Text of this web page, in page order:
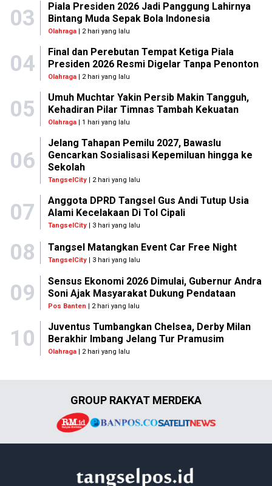
03
Piala Presiden 2026 Jadi Panggung Lahirnya
Bintang Muda Sepak Bola Indonesia
Olahraga| 2 hari yang lalu
04
Final dan Perebutan Tempat Ketiga Piala
Presiden 2026 Resmi Digelar Tanpa Penonton
Olahraga| 2 hari yang lalu
05
Umuh Muchtar Yakin Persib Makin Tangguh,
Kehadiran Pilar Timnas Tambah Kekuatan
Olahraga| 1 hari yang lalu
06
Jelang Tahapan Pemilu 2027, Bawaslu
Gencarkan Sosialisasi Kepemiluan hingga ke
Sekolah
TangselCity| 2 hari yang lalu
07
Anggota DPRD Tangsel Gus Andi Tutup Usia
Alami Kecelakaan Di Tol Cipali
TangselCity| 3 hari yang lalu
08 Tangsel Matangkan Event Car Free Night
TangselCity | 3 hari yang lalu
09
Sensus Ekonomi 2026 Dimulai, Gubernur Andra
Soni Ajak Masyarakat Dukung Pendataan
Pos Banten | 2 hari yang lalu
10
Juventus Tumbangkan Chelsea, Derby Milan
Berakhir Imbang Jelang Tur Pramusim
Olahraga| 2 hari yang lalu
GROUP RAKYAT MERDEKA